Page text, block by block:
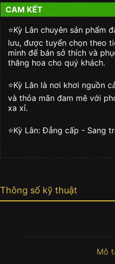
CAM KẾT
⭐️Kỳ Lân chuyên sản phẩm
lưu, được tuyển chọn theo
mình để bán sở thích và
thăng hoa cho quý khách.
⭐️Kỳ Lân là nơi khơi nguồn
và thỏa mãn đam mê với
xa xỉ.
⭐️Kỳ Lân: Đẳng cấp - Sang
Thông số kỹ thuật
Mô